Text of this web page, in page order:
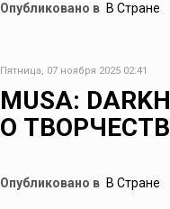
Опубликовано в В Стране
Пятница, 07 ноября 2025 02:41
MUSA:
О
Опубликовано в В Стране